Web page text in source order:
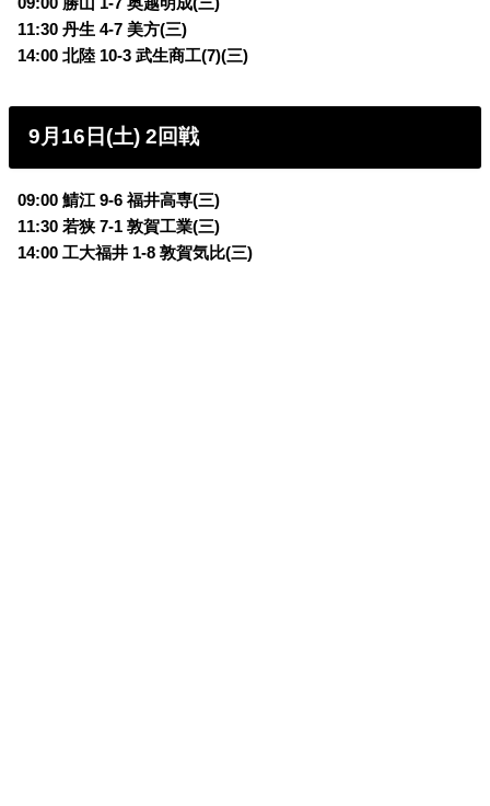
11:30 丹生 4-7 美方(三)
14:00 北陸 10-3 武生商工(7)(三)
9月16日(土) 2回戦
09:00 鯖江 9-6 福井高専(三)
11:30 若狭 7-1 敦賀工業(三)
14:00 工大福井 1-8 敦賀気比(三)